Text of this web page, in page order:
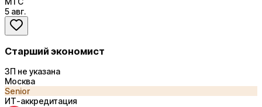
5 авг.
Старший экономист
ЗП не указана
Москва
Senior
ИТ-аккредитация